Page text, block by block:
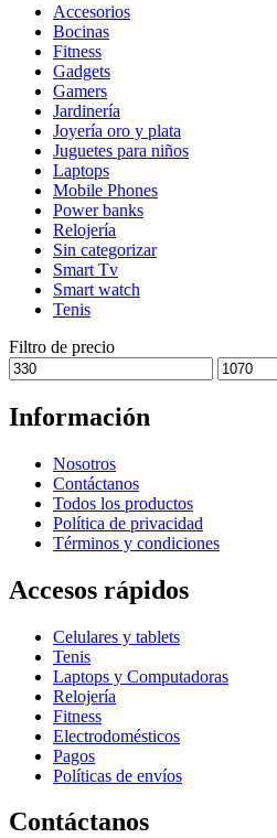
Accesorios
Bocinas
Fitness
Gadgets
Gamers
Jardinería
Joyería oro y plata
Juguetes para niños
Laptops
Mobile Phones
Power banks
Relojería
Sin categorizar
Smart Tv
Smart watch
Tenis
Filtro de precio
Precio
mínimo
Precio
máximo
Información
Nosotros
Contáctanos
Todos los productos
Política de privacidad
Términos y condiciones
Accesos rápidos
Celulares y tablets
Tenis
Laptops y Computadoras
Relojería
Fitness
Electrodomésticos
Pagos
Políticas de envíos
Contáctanos